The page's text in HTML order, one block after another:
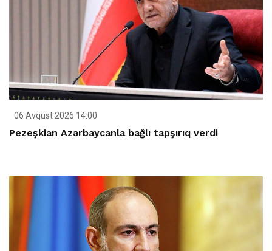
06 Avqust 2026 14:00
Pezeşkian Azərbaycanla bağlı tapşırıq verdi